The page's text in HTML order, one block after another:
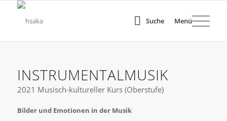
Suche Menü
INSTRUMENTALMUSIK
2021 Musisch-kultureller Kurs (Oberstufe)
Bilder und Emotionen in der Musik